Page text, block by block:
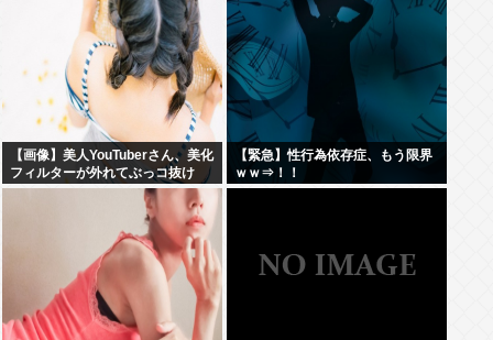
【画像】美人YouTuberさん、美化
フィルターが外れてぶっコ抜け
www
【緊急】性行為依存症、もう限界
ｗｗ⇒！！